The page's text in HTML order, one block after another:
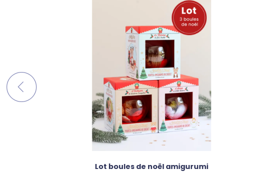
Lot boules de noël amigurumi